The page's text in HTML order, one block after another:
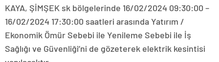
KAYA, ŞİMŞEK sk bölgelerinde 16/02/2024 09:30:00 –
16/02/2024 17:30:00 saatleri arasında Yatırım /
Ekonomik Ömür Sebebi ile Yenileme Sebebi ile İş
Sağlığı ve Güvenliği’ni de gözeterek elektrik kesintisi